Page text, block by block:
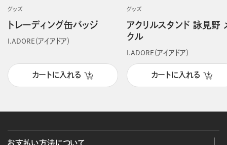
グッズ
トレーディング缶バッジ
I.ADORE（アイアドア）
カートに入れる
グッズ
アクリルスタンド 詠見野
クル
I.ADORE（アイアドア）
カートに入れる
お支払い方法について